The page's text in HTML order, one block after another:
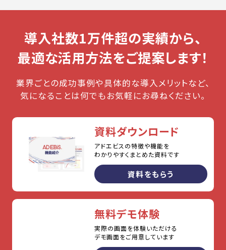
導入社数1万件超の実績から、
最適な活用方法をご提案します！
業界ごとの成功事例や具体的な導入メリットなど、
気になることは何でもお気軽にお尋ねください。
資料ダウンロード
アドエビスの特徴や機能を
わかりやすくまとめた資料です
資料をもらう
無料デモ体験
実際の画面を体験いただける
デモ画面をご用意しています